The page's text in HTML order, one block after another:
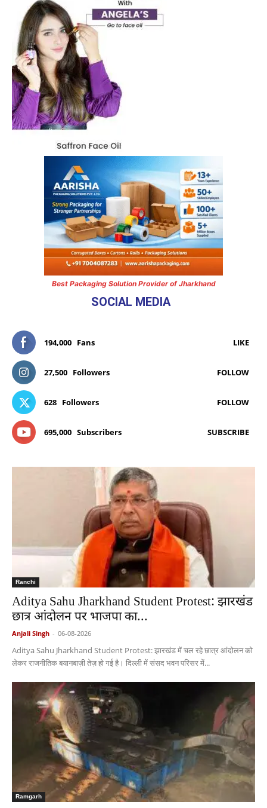
Best Packaging Solution Provider of Jharkhand
SOCIAL MEDIA
194,000 Fans LIKE
27,500 Followers FOLLOW
628 Followers FOLLOW
695,000 Subscribers SUBSCRIBE
Ranchi
Aditya Sahu Jharkhand Student Protest: झारखंड
छात्र आंदोलन पर भाजपा का...
Anjali Singh - 06-08-2026
Aditya Sahu Jharkhand Student Protest: झारखंड में चल रहे छात्र आंदोलन को
लेकर राजनीतिक बयानबाज़ी तेज़ हो गई है। दिल्ली में संसद भवन परिसर में...
Ramgarh